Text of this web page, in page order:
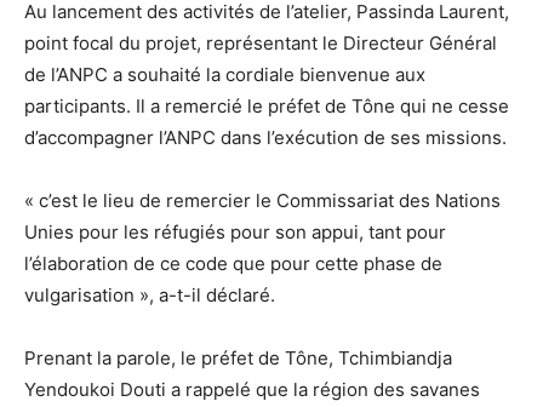
Au lancement des activités de l’atelier, Passinda Laurent,
point focal du projet, représentant le Directeur Général
de l’ANPC a souhaité la cordiale bienvenue aux
participants. Il a remercié le préfet de Tône qui ne cesse
d’accompagner l’ANPC dans l’exécution de ses missions.
« c’est le lieu de remercier le Commissariat des Nations
Unies pour les réfugiés pour son appui, tant pour
l’élaboration de ce code que pour cette phase de
vulgarisation », a-t-il déclaré.
Prenant la parole, le préfet de Tône, Tchimbiandja
Yendoukoi Douti a rappelé que la région des savanes